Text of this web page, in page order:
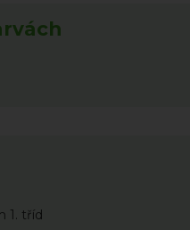
1. tříd